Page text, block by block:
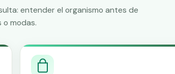
entender el organismo antes de
modas.